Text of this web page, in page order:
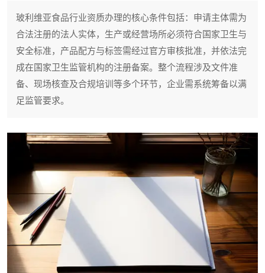
玻利维亚食品行业资质办理的核心条件包括：申请主体需为
合法注册的法人实体，生产或经营场所必须符合国家卫生与
安全标准，产品配方与标签需经过官方审核批准，并依法完
成在国家卫生监管机构的注册备案。整个流程涉及文件准
备、现场核查及合规培训等多个环节，企业需系统筹备以满
足监管要求。